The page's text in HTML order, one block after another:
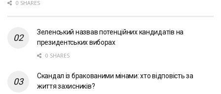
0 SHARES
Зеленський назвав потенційних кандидатів на
президентських виборах
0 SHARES
Скандал із бракованими мінами: хто відповість за
життя захисників?